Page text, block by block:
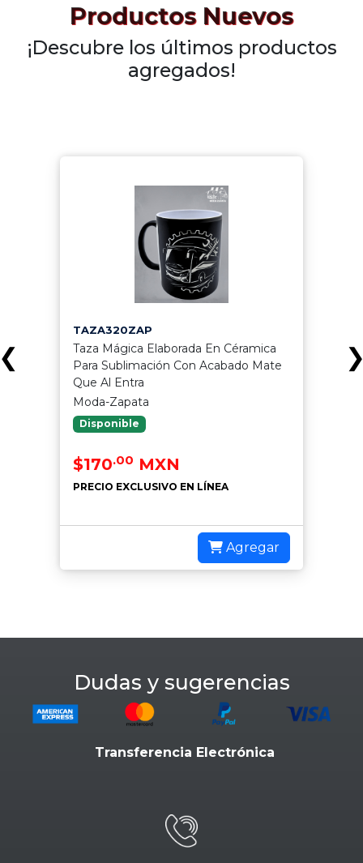
Productos Nuevos
¡Descubre los últimos productos
agregados!
Termo Doble Pared De Acero
Inoxidable Con Tapa De Cierre A
Presión, Incluye Caja
Moda-Zapata
Disponible
$329.76MXN
PRECIO EXCLUSIVO EN LÍNEA
Agregar
Dudas y sugerencias
Transferencia Electrónica